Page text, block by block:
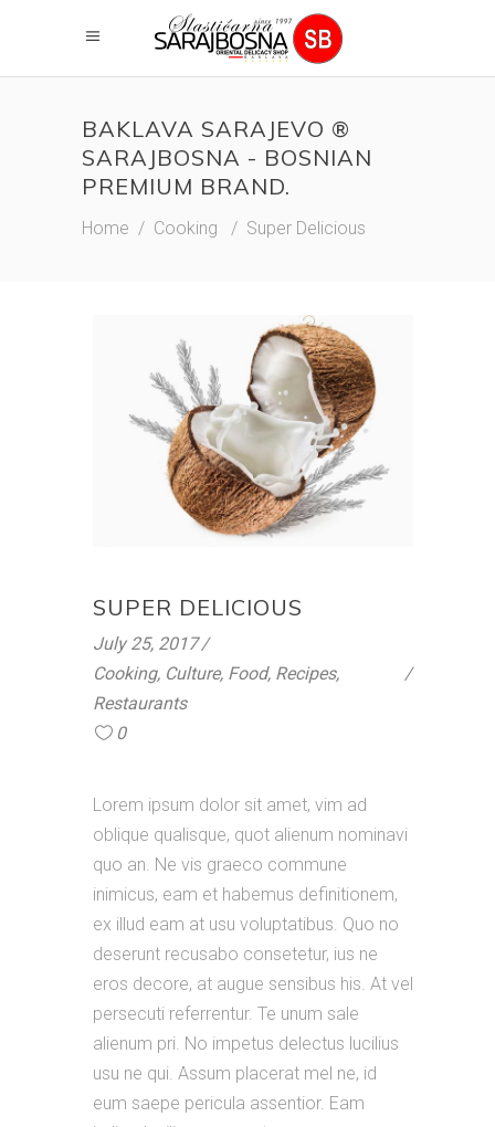
BAKLAVA SARAJEVO ®
SARAJBOSNA - BOSNIAN
PREMIUM BRAND.
Home / Cooking / Super Delicious
SUPER DELICIOUS
July 25, 2017
Cooking, Culture, Food, Recipes,
Restaurants
0
Lorem ipsum dolor sit amet, vim ad
oblique qualisque, quot alienum nominavi
quo an. Ne vis graeco commune
inimicus, eam et habemus definitionem,
ex illud eam at usu voluptatibus. Quo no
deserunt recusabo consetetur, ius ne
eros decore, at augue sensibus his. At vel
persecuti referrentur. Te unum sale
alienum pri. No impetus delectus lucilius
usu ne qui. Assum placerat mel ne, id
eum saepe pericula assentior. Eam